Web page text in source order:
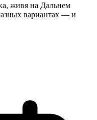
живя на Дальнем
вариантах — и